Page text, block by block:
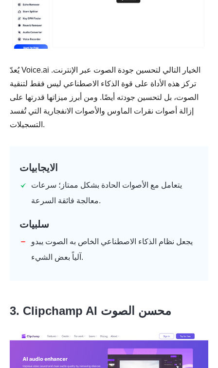
يُعدّ Voice.ai الخيار التالي لتحسين جودة الصوت عبر الإنترنت.
تركز هذه الأداة على قوة الذكاء الاصطناعي ليس فقط لتنقية
الصوت، بل لتحسين جودته أيضًا. ومن أبرز ميزاتها قدرتها على
إزالة أصوات نقرات الماوس والأصوات الانفجارية التي تُفسد
التسجيلات.
الايجابيات
يتعامل مع الأصوات الحادة بشكل ممتاز؛ سرعات
معالجة فائقة السرعة.
سلبيات
يجعل نظام الذكاء الاصطناعي الخاص به الصوت يبدو
آلياً بعض الشيء.
3. Clipchamp AI محسن الصوت